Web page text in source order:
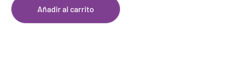
Añadir al carrito